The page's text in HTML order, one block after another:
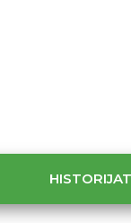
HISTORIJAT